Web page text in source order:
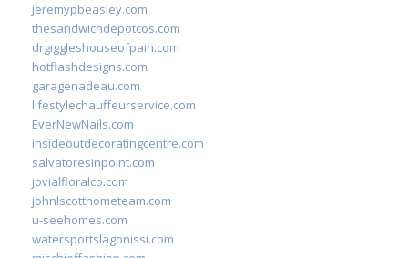
jeremypbeasley.com
thesandwichdepotcos.com
drgiggleshouseofpain.com
hotflashdesigns.com
garagenadeau.com
lifestylechauffeurservice.com
EverNewNails.com
insideoutdecoratingcentre.com
salvatoresinpoint.com
jovialfloralco.com
johnlscotthometeam.com
u-seehomes.com
watersportslagonissi.com